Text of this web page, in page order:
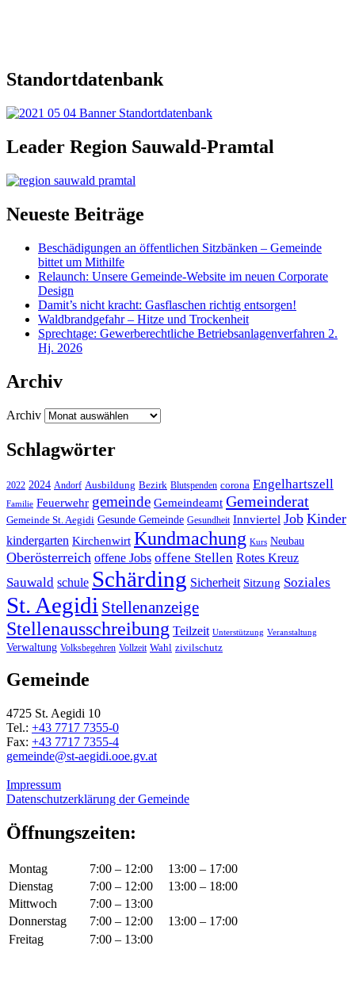
Standortdatenbank
Leader Region Sauwald-Pramtal
Neueste Beiträge
Beschädigungen an öffentlichen Sitzbänken – Gemeinde
bittet um Mithilfe
Relaunch: Unsere Gemeinde-Website im neuen Corporate
Design
Damit’s nicht kracht: Gasflaschen richtig entsorgen!
Waldbrandgefahr – Hitze und Trockenheit
Sprechtage: Gewerberechtliche Betriebsanlagenverfahren 2.
Hj. 2026
Archiv
Archiv
Schlagwörter
2022 2024 Andorf Ausbildung Bezirk Blutspenden corona Engelhartszell
Familie Feuerwehr gemeinde Gemeindeamt Gemeinderat
Gemeinde St. Aegidi Gesunde Gemeinde Gesundheit Innviertel Job Kinder
kindergarten Kirchenwirt Kundmachung Kurs Neubau
Oberösterreich offene Jobs offene Stellen Rotes Kreuz
Sauwald schule Schärding Sicherheit Sitzung Soziales
St. Aegidi Stellenanzeige
Stellenausschreibung Teilzeit Unterstützung Veranstaltung
Verwaltung Volksbegehren Vollzeit Wahl zivilschutz
Gemeinde
4725 St. Aegidi 10
Tel.: +43 7717 7355-0
Fax: +43 7717 7355-4
gemeinde@st-aegidi.ooe.gv.at
Impressum
Datenschutzerklärung der Gemeinde
Öffnungszeiten:
Montag 7:00 – 12:00
13:00 – 17:00
Dienstag
7:00 – 12:00
13:00 – 18:00
Mittwoch
7:00 – 13:00
Donnerstag
7:00 – 12:00
13:00 – 17:00
Freitag
7:00 – 13:00